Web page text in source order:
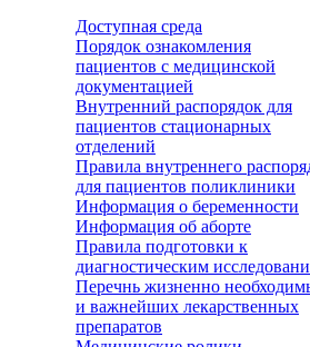
Доступная среда
Порядок ознакомления
пациентов с медицинской
документацией
Внутренний распорядок для
пациентов стационарных
отделений
Правила внутреннего
для пациентов поликлиники
Информация о беременности
Информация об аборте
Правила подготовки к
диагностическим
Перечнь жизненно
и важнейших лекарственных
препаратов